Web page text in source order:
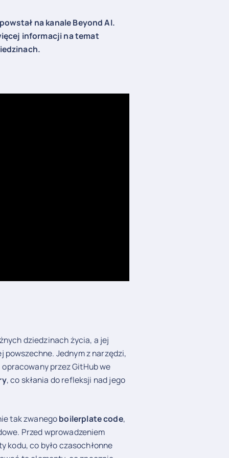
na kanale Beyond AI.
informacji na temat
dziedzinach życia, a jej
Jednym z narzędzi,
opracowany przez GitHub we
, co skłania do refleksji nad jego
tak zwanegoboilerplate code,
Przed wprowadzeniem
co było czasochłonne